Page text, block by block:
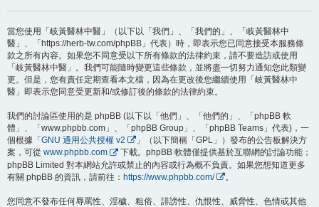
當您使用「岐黃醫林中醫」（以下以「我們」、「我們的」、「岐黃醫林中
醫」、「https://herb-tw.com/phpBB」代表）時，即表示您已同意接受本服務條
款之所有內容。如果您不同意受以下所有條款的法律約束，請不要造訪或使用
「岐黃醫林中醫」。我們可能隨時變更這些條款，並將盡一切努力通知您此類變
更。但是，您有責任定期查看本文檔，因為在更改後您繼續使用「岐黃醫林中
醫」即表示您同意受更新和/或修訂後的條款的法律約束。
我們的討論區使用的是 phpBB (以下以「他們」、「他們的」、「phpBB 軟
體」、「www.phpbb.com」、「phpBB Group」、「phpBB Teams」代表)，一
個根據「 GNU 通用公共授權 v2
」（以下簡稱「GPL」）發布的公告板解決方
案，可從 www.phpbb.com
下載。phpBB 軟體僅提供基於互聯網的討論功能；
phpBB Limited 對本網站允許或禁止的內容或行為概不負責。如果您想知道更多
有關 phpBB 的資訊，請前往： https://www.phpbb.com/ 。
您同意不發布任何辱罵性、淫穢、粗俗、誹謗性、仇恨性、威脅性、色情或其他